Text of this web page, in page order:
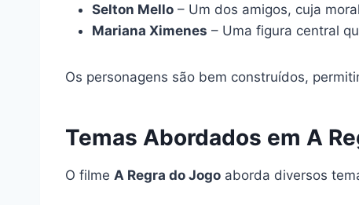
Selton Mello – Um dos amigos, cuja
Mariana Ximenes – Uma figura central
Os personagens são bem construídos,
Temas Abordados em A
O filme A Regra do Jogo aborda diversos